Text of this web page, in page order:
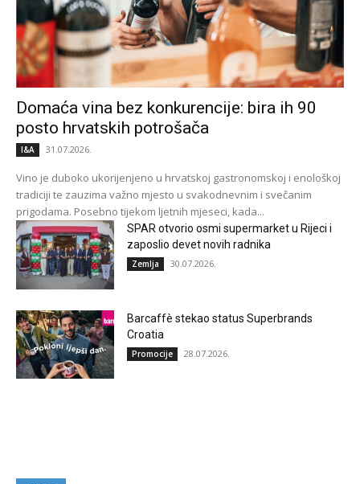
Domaća vina bez konkurencije: bira ih 90
posto hrvatskih potrošača
I&A 31.07.2026.
Vino je duboko ukorijenjeno u hrvatskoj gastronomskoj i enološkoj
tradiciji te zauzima važno mjesto u svakodnevnim i svečanim
prigodama. Posebno tijekom ljetnih mjeseci, kada...
SPAR otvorio osmi supermarket u Rijeci i
zaposlio devet novih radnika
Zemlja 30.07.2026.
Barcaffè stekao status Superbrands
Croatia
Promocije 28.07.2026.